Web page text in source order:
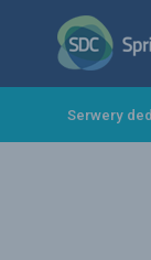
Serwery